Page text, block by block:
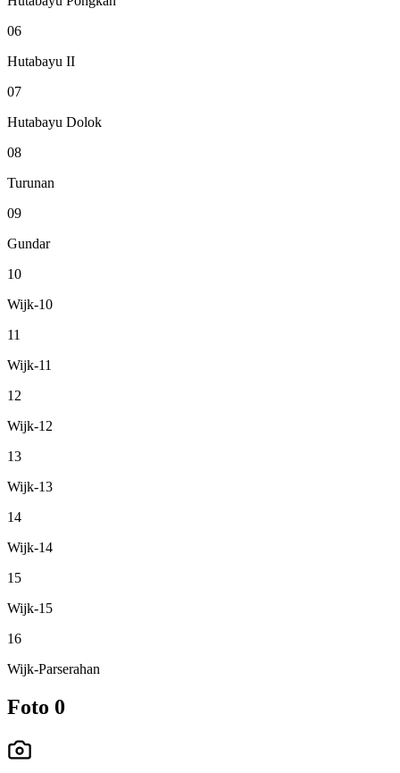
06
Hutabayu II
07
Hutabayu Dolok
08
Turunan
09
Gundar
10
Wijk-10
11
Wijk-11
12
Wijk-12
13
Wijk-13
14
Wijk-14
15
Wijk-15
16
Wijk-Parserahan
Foto 0